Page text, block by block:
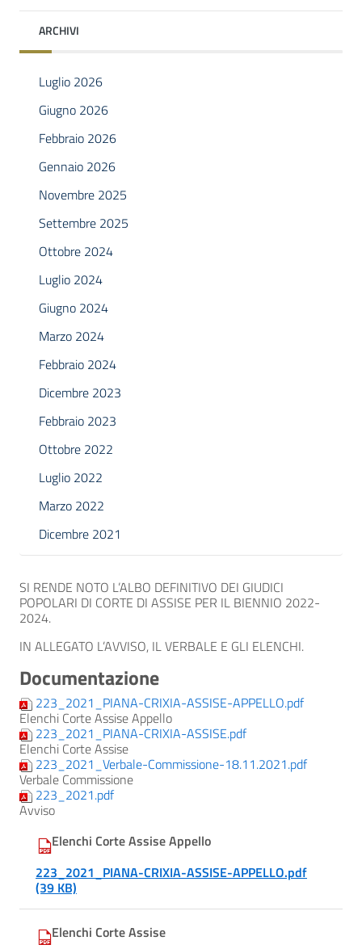
ARCHIVI
Luglio 2026
Giugno 2026
Febbraio 2026
Gennaio 2026
Novembre 2025
Settembre 2025
Ottobre 2024
Luglio 2024
Giugno 2024
Marzo 2024
Febbraio 2024
Dicembre 2023
Febbraio 2023
Ottobre 2022
Luglio 2022
Marzo 2022
Dicembre 2021
SI RENDE NOTO L’ALBO DEFINITIVO DEI GIUDICI
POPOLARI DI CORTE DI ASSISE PER IL BIENNIO 2022-
2024.
IN ALLEGATO L’AVVISO, IL VERBALE E GLI ELENCHI.
Documentazione
223_2021_PIANA-CRIXIA-ASSISE-APPELLO.pdf
Elenchi Corte Assise Appello
223_2021_PIANA-CRIXIA-ASSISE.pdf
Elenchi Corte Assise
223_2021_Verbale-Commissione-18.11.2021.pdf
Verbale Commissione
223_2021.pdf
Avviso
Elenchi Corte Assise Appello
223_2021_PIANA-CRIXIA-ASSISE-APPELLO.pdf
(39 KB)
Elenchi Corte Assise